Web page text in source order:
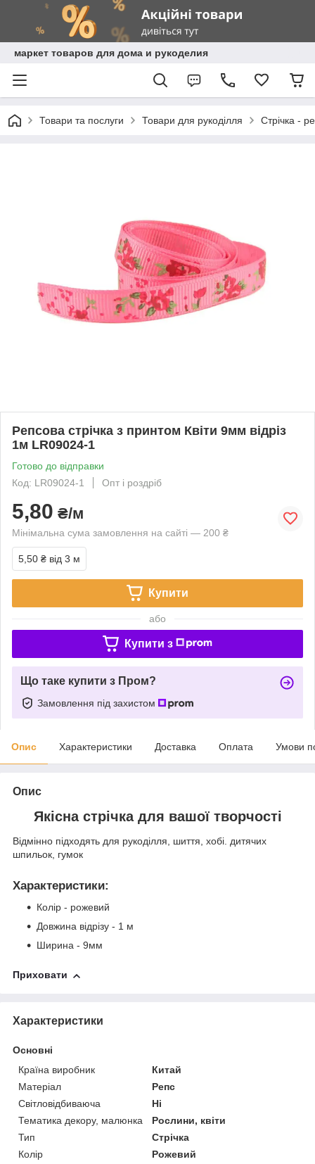
маркет товаров для дома и рукоделия
Товари та послуги Товари для рукоділля Стрічка -
Репсова стрічка з принтом Квіти 9мм відріз
1м LR09024-1
Готово до відправки
Код: LR09024-1
Опт і роздріб
5,80 ₴/м
Мінімальна сума замовлення на сайті — 200 ₴
5,50 ₴ від 3 м
Купити
або
Купити з
Що таке купити з Пром?
Замовлення під захистом
Опис Характеристики Доставка Оплата Умови
Опис
Якісна стрічка для вашої творчості
Відмінно підходять для рукоділля, шиття, хобі. дитячих
шпильок, гумок
Характеристики:
Колір - рожевий
Довжина відрізу - 1 м
Ширина - 9мм
Приховати
Характеристики
Основні
Країна виробник
Китай
Матеріал
Репс
Світловідбиваюча
Ні
Тематика декору, малюнка
Рослини, квіти
Тип
Стрічка
Колір
Рожевий